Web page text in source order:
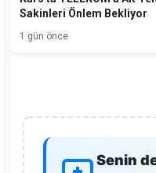
Sakinleri Önlem Bekliyor
1 gün önce
Senin